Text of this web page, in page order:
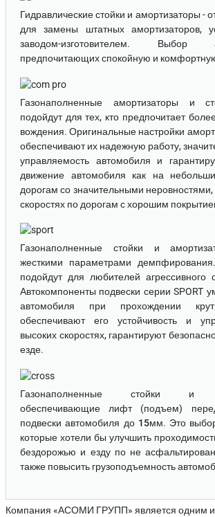
Гидравлические стойки и амортизаторы -
для замены штатных амортизаторов,
заводом-изготовителем. Выбор
предпочитающих спокойную и
Газонаполненные амортизаторы и
подойдут для тех, кто предпочитает
вождения. Оригинальные настройки
обеспечивают их надежную работу,
управляемость автомобиля и
движение автомобиля как на
дорогам со значительными неровностями,
скоростях по дорогам с хорошим
Газонаполненные стойки и
жесткими параметрами
подойдут для любителей агрессивного
Автокомпоненты подвески серии SPORT
автомобиля при прохождении
обеспечивают его устойчивость и
высоких скоростях, гарантируют
езде.
Газонаполненные стойки и
обеспечивающие лифт (подъем)
подвески автомобиля до 15мм. Это
которые хотели бы улучшить
бездорожью и езду по не
также повысить грузоподъемность
Компания «АСОМИ ГРУПП» является одним